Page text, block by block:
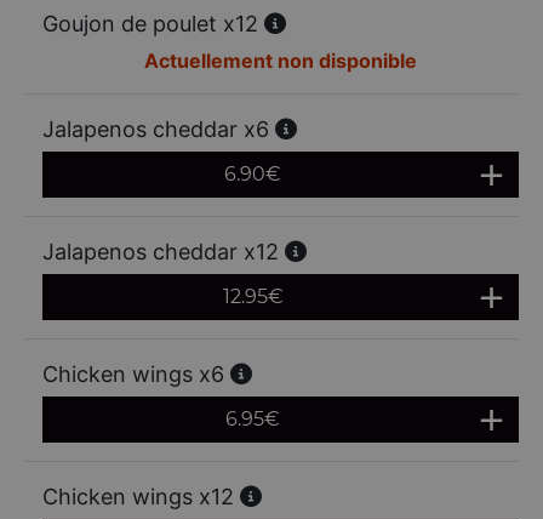
Goujon de poulet x12
Actuellement non disponible
Jalapenos cheddar x6
6.90€
Jalapenos cheddar x12
12.95€
Chicken wings x6
6.95€
Chicken wings x12